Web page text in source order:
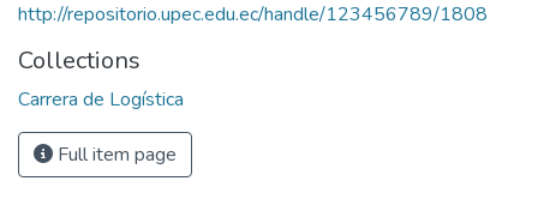
http://repositorio.upec.edu.ec/handle/123456789/1808
Collections
Carrera de Logística
Full item page